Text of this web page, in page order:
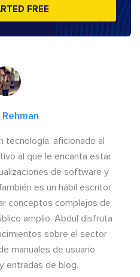
FREE
tecnología, aficionado al
al que le encanta estar
de software y
es un hábil escritor
conceptos complejos de
amplio. Abdul disfruta
sobre el sector
manuales de usuario,
entradas de blog.